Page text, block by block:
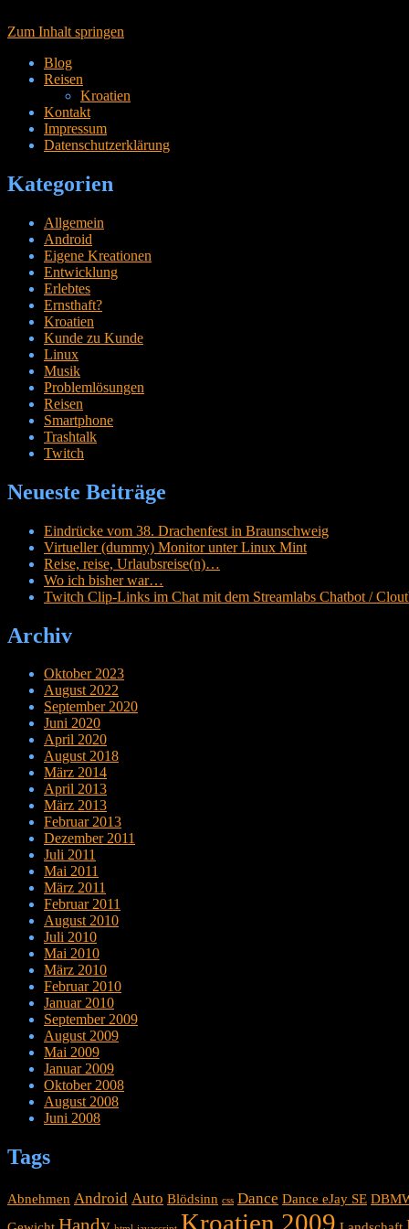
Zum Inhalt springen
Blog
Reisen
Kroatien
Kontakt
Impressum
Datenschutzerklärung
Kategorien
Allgemein
Android
Eigene Kreationen
Entwicklung
Erlebtes
Ernsthaft?
Kroatien
Kunde zu Kunde
Linux
Musik
Problemlösungen
Reisen
Smartphone
Trashtalk
Twitch
Neueste Beiträge
Eindrücke vom 38. Drachenfest in Braunschweig
Virtueller (dummy) Monitor unter Linux Mint
Reise, reise, Urlaubsreise(n)…
Wo ich bisher war…
Twitch Clip-Links im Chat mit dem Streamlabs Chatbot /
Archiv
Oktober 2023
August 2022
September 2020
Juni 2020
April 2020
August 2018
März 2014
April 2013
März 2013
Februar 2013
Dezember 2011
Juli 2011
Mai 2011
März 2011
Februar 2011
August 2010
Juli 2010
Mai 2010
März 2010
Februar 2010
Januar 2010
September 2009
August 2009
Mai 2009
Januar 2009
Oktober 2008
August 2008
Juni 2008
Tags
Abnehmen Android Auto Blödsinn css Dance Dance eJay SE
Kroatien 2009